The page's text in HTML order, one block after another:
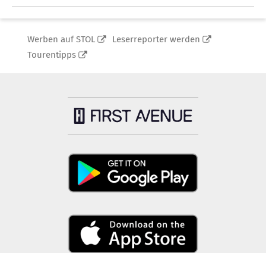
Werben auf STOL
Leserreporter werden
Tourentipps